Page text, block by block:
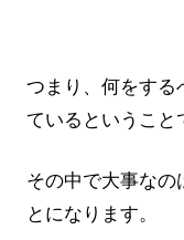
つまり、何をする
ているということ
その中で大事なの
とになります。